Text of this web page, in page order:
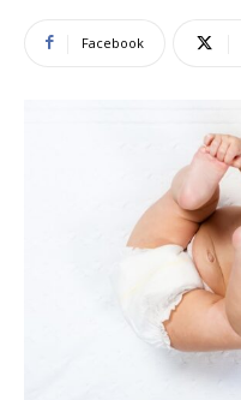
Facebook